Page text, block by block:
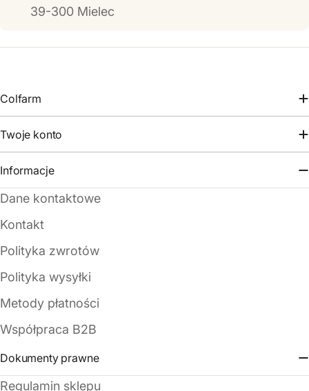
39-300 Mielec
Colfarm
Twoje konto
Informacje
Dane kontaktowe
Kontakt
Polityka zwrotów
Polityka wysyłki
Metody płatności
Współpraca B2B
Dokumenty prawne
Regulamin sklepu